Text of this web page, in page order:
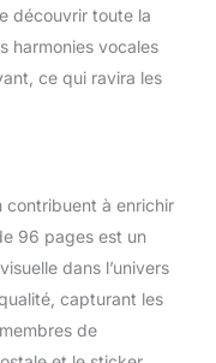
découvrir toute la
harmonies vocales
ce qui ravira les
contribuent à enrichir
96 pages est un
dans l’univers
capturant les
de